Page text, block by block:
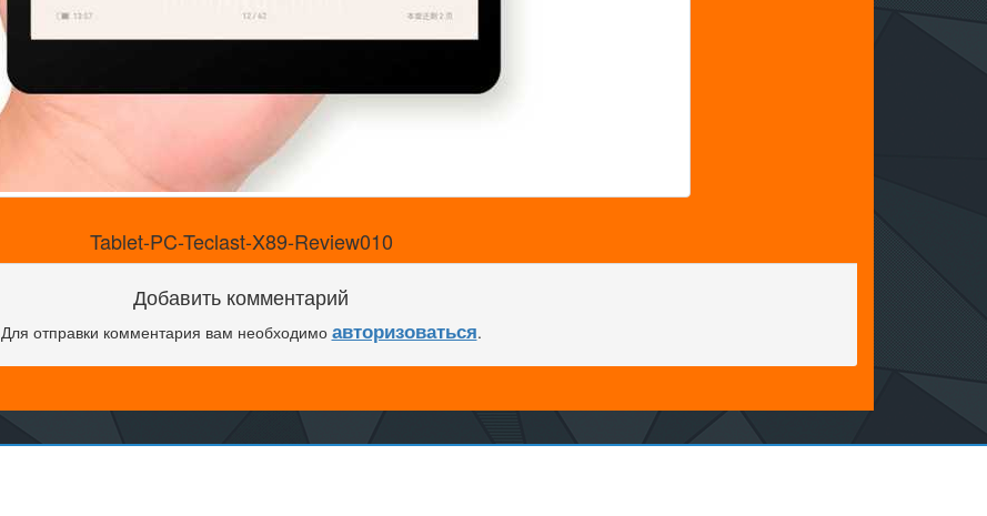
Tablet-PC-Teclast-X89-Review010
Добавить комментарий
Для отправки комментария вам необходимо авторизоваться.